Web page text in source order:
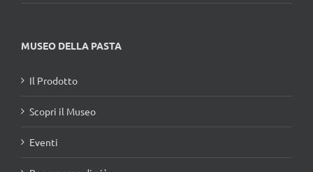
MUSEO DELLA PASTA
Il Prodotto
Scopri il Museo
Eventi